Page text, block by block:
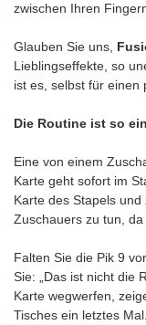
zwischen Ihren
Glauben Sie uns,
Lieblingseffekte, so
ist es, selbst für
Die Routine ist so
Eine von einem
Karte geht sofort im
Karte des Stapels
Zuschauers zu tun,
Falten Sie die Pik 9
Sie: „Das ist nicht die
Karte wegwerfen,
Tisches ein letztes Mal.